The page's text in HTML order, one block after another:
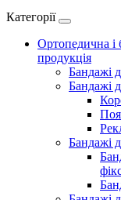
Категорії
Ортопедична і
продукція
Бандажі
Бандажі
Бандажі